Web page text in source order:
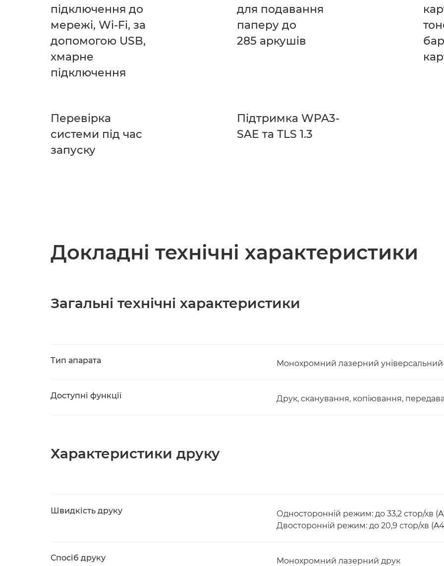
підключення до
мережі, Wi-Fi, за
допомогою USB,
хмарне
підключення
для подавання
паперу до
285 аркушів
Перевірка
системи під час
запуску
Підтримка WPA3-
SAE та TLS 1.3
Докладні технічні характеристики
Загальні технічні характеристики
Тип апарата Монохромний лазерний універсальний
Доступні функції Друк, сканування, копіювання,
Характеристики друку
Швидкість друку
Односторонній режим: до 33,2 стор/хв
Двосторонній режим: до 20,9 стор/хв
Спосіб друку Монохромний лазерний друк